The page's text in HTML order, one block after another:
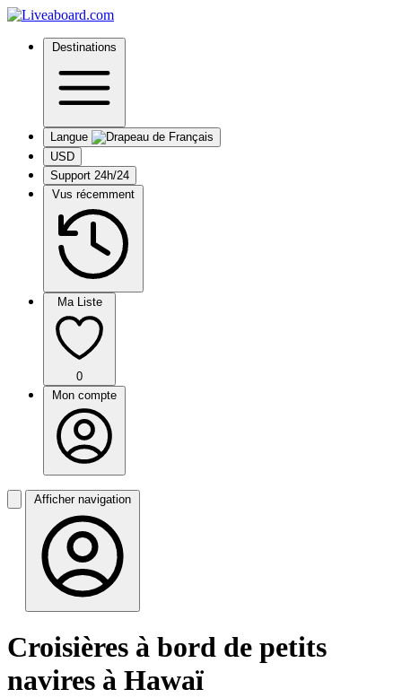
Destinations
Langue
USD
Support 24h/24
Vus récemment
Ma Liste
0
Mon compte
Afficher navigation
Croisières à bord de petits
navires à Hawaï